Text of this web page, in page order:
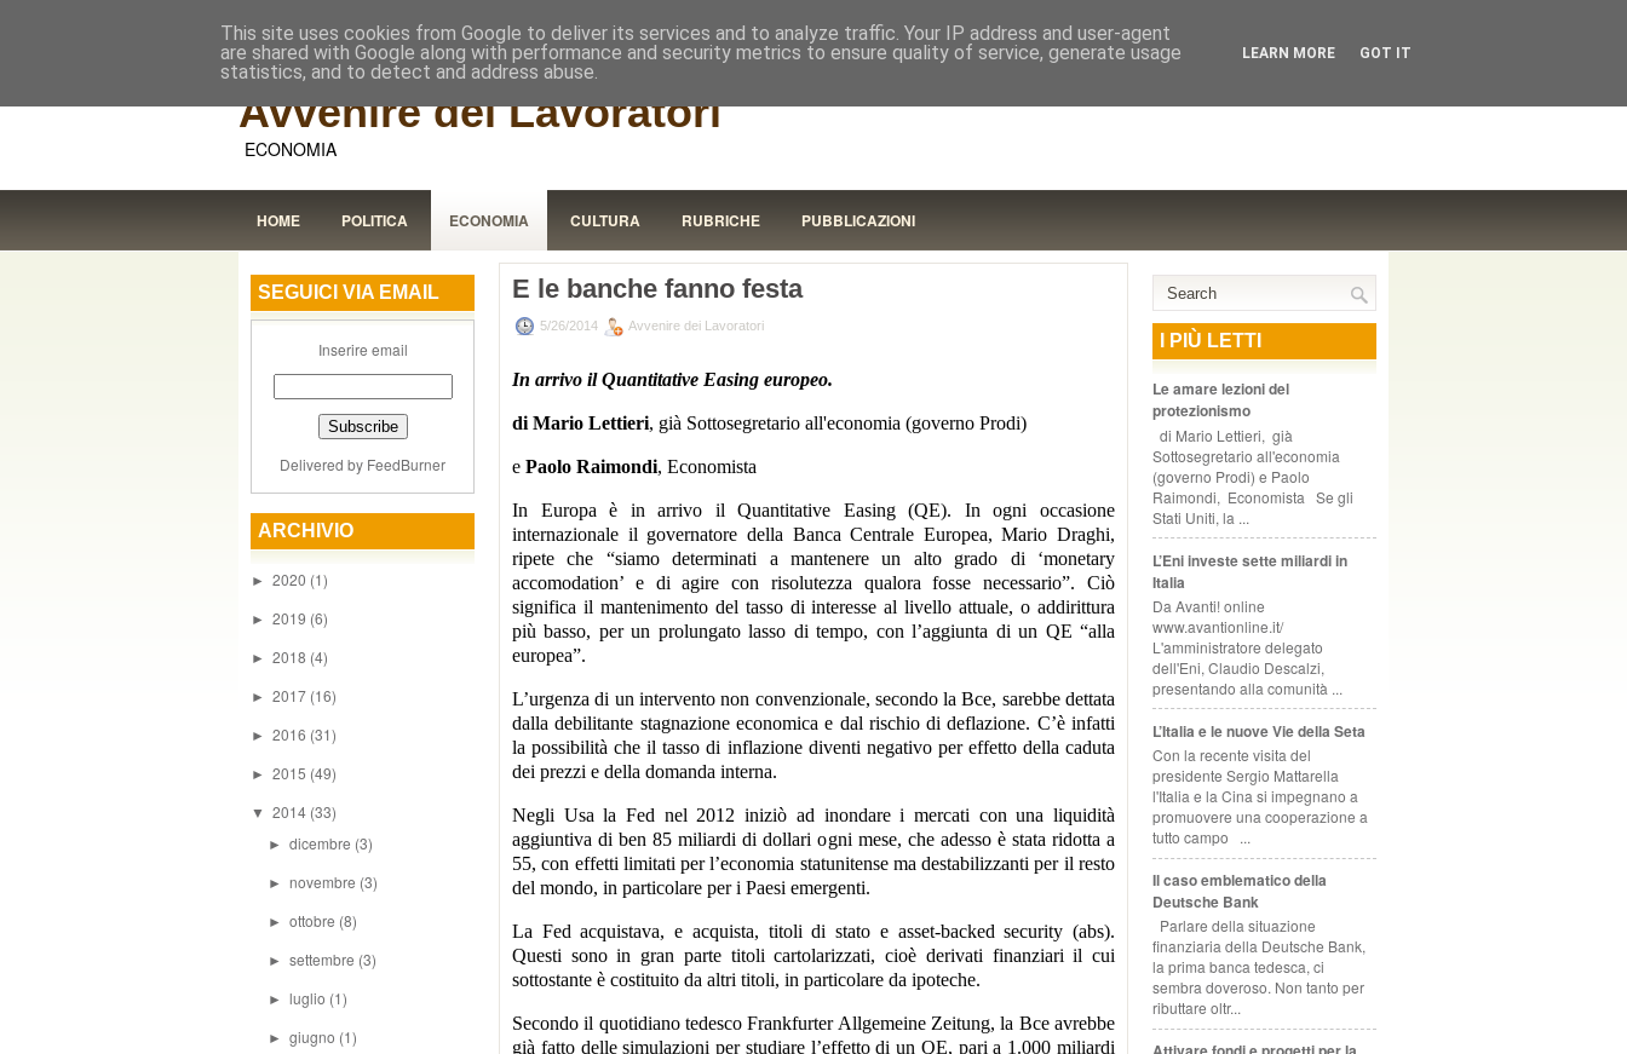
RISTORANTE COOPERATIVO, ZURIGO
Avvenire dei Lavoratori
ECONOMIA
HOME POLITICA ECONOMIA CULTURA RUBRICHE PUBBLICAZIONI
SEGUICI VIA EMAIL
Inserire email
Delivered by FeedBurner
ARCHIVIO
► 2020 (1)
► 2019 (6)
► 2018 (4)
► 2017 (16)
► 2016 (31)
► 2015 (49)
▼ 2014 (33)
►dicembre (3)
►novembre (3)
►ottobre (8)
►settembre (3)
► luglio (1)
►giugno (1)
E le banche fanno festa
5/26/2014 Avvenire dei Lavoratori
In arrivo il Quantitative Easing europeo.
di Mario Lettieri, già Sottosegretario all'economia (governo Prodi)
e Paolo Raimondi, Economista
In Europa è in arrivo il Quantitative Easing (QE). In ogni occasione
internazionale il governatore della Banca Centrale Europea, Mario Draghi,
ripete che “siamo determinati a mantenere un alto grado di ‘monetary
accomodation’ e di agire con risolutezza qualora fosse necessario”. Ciò
significa il mantenimento del tasso di interesse al livello attuale, o addirittura
più basso, per un prolungato lasso di tempo, con l’aggiunta di un QE “alla
europea”.
L’urgenza di un intervento non convenzionale, secondo la Bce, sarebbe dettata
dalla debilitante stagnazione economica e dal rischio di deflazione. C’è infatti
la possibilità che il tasso di inflazione diventi negativo per effetto della caduta
dei prezzi e della domanda interna.
Negli Usa la Fed nel 2012 iniziò ad inondare i mercati con una liquidità
aggiuntiva di ben 85 miliardi di dollari ogni mese, che adesso è stata ridotta a
55, con effetti limitati per l’economia statunitense ma destabilizzanti per il resto
del mondo, in particolare per i Paesi emergenti.
La Fed acquistava, e acquista, titoli di stato e asset-backed security (abs).
Questi sono in gran parte titoli cartolarizzati, cioè derivati finanziari il cui
sottostante è costituito da altri titoli, in particolare da ipoteche.
Secondo il quotidiano tedesco Frankfurter Allgemeine Zeitung, la Bce avrebbe
già fatto delle simulazioni per studiare l’effetto di un QE, pari a 1.000 miliardi
I PIÙ LETTI
Le amare lezioni del
protezionismo
di Mario Lettieri, già
Sottosegretario all'economia
(governo Prodi) e Paolo
Raimondi, Economista Se gli
Stati Uniti, la ...
L’Eni investe sette miliardi in
Italia
Da Avanti! online
www.avantionline.it/
L'amministratore delegato
dell'Eni, Claudio Descalzi,
presentando alla comunità ...
L’Italia e le nuove Vie della Seta
Con la recente visita del
presidente Sergio Mattarella
l'Italia e la Cina si impegnano a
promuovere una cooperazione a
tutto campo ...
Il caso emblematico della
Deutsche Bank
Parlare della situazione
finanziaria della Deutsche Bank,
la prima banca tedesca, ci
sembra doveroso. Non tanto per
ributtare oltr...
This site uses cookies from Google to deliver its services and to analyze traffic. Your IP address and user-agent
are shared with Google along with performance and security metrics to ensure quality of service, generate usage
statistics, and to detect and address abuse.
LEARN MORE GOT IT